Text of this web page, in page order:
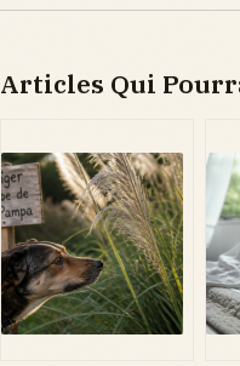
Articles Qui